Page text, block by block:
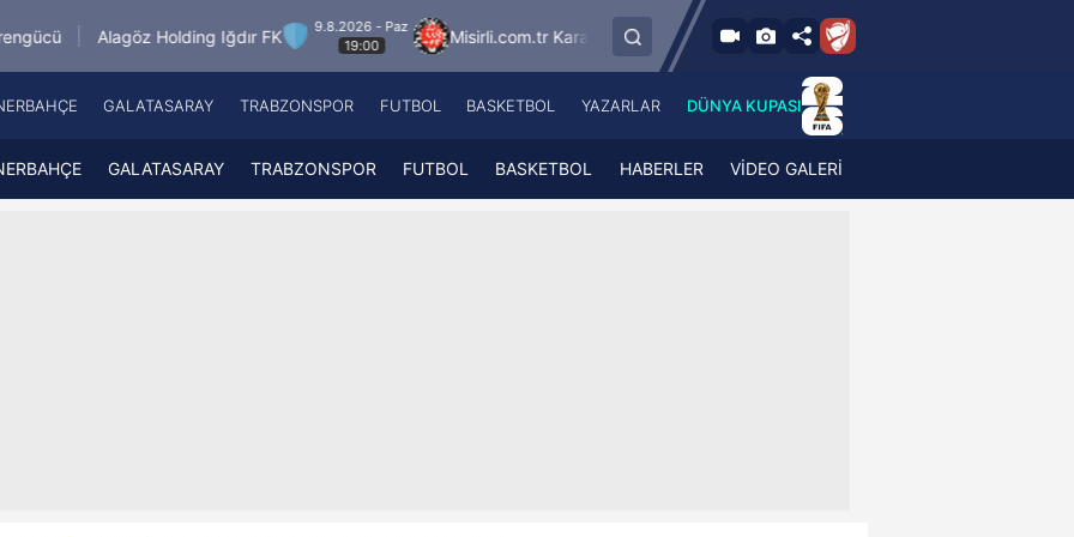
Holding Iğdır FK
9.8.2026 - Paz
19:00
Misirli.com.tr Karagümrük SMS Grup Sarıyerspor
9.8.2026 - Paz
19:00
Fenerbahçe
Galatasaray
A Spor
ATV
A Haber Radyo
A Spor Radyo
A News Radio
GALATASARAY TRABZONSPOR FUTBOL BASKETBOL YAZARLAR DÜNYA KUPASI
GALATASARAY TRABZONSPOR FUTBOL BASKETBOL HABERLER VİDEO GALERİ